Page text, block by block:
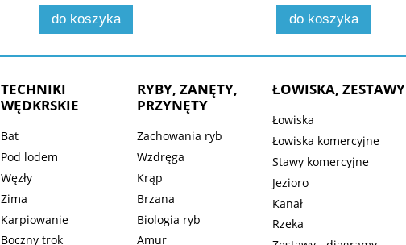
do koszyka do koszyka
TECHNIKI
WĘDKRSKIE
Bat
Pod lodem
Węzły
Zima
Karpiowanie
Boczny trok
RYBY, ZANĘTY,
PRZYNĘTY
Zachowania ryb
Wzdręga
Krąp
Brzana
Biologia ryb
Amur
ŁOWISKA, ZESTAWY
Łowiska
Łowiska komercyjne
Stawy komercyjne
Jezioro
Kanał
Rzeka